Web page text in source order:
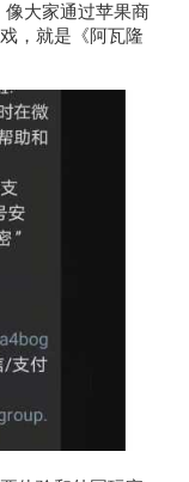
像大家通过苹果商
，就是《阿瓦隆